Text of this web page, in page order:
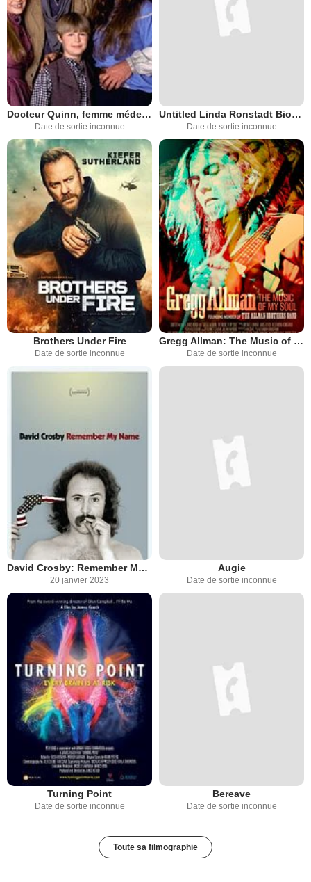
Docteur Quinn, femme médecin
Date de sortie inconnue
Untitled Linda Ronstadt Biopic
Date de sortie inconnue
Brothers Under Fire
Date de sortie inconnue
Gregg Allman: The Music of My Soul
Date de sortie inconnue
David Crosby: Remember My Name
20 janvier 2023
Augie
Date de sortie inconnue
Turning Point
Date de sortie inconnue
Bereave
Date de sortie inconnue
Toute sa filmographie